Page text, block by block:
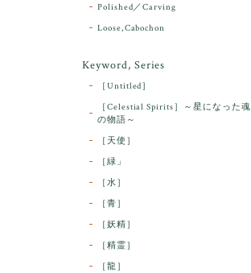
Polished／Carving
Loose,Cabochon
Keyword, Series
［Untitled］
［Celestial Spirits］～星になった魂
の物語～
［天使］
［緑」
［水］
［青］
［妖精］
［精霊］
［龍］